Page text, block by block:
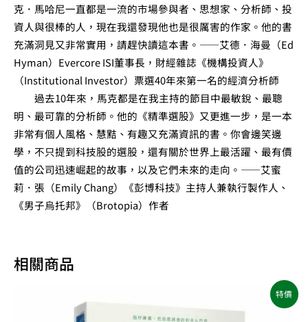
克．馬哈尼一直都是一流的市場參與者、思想家、分析師、投
資人與很棒的人，現在我還發現他也是很厲害的作家。他的書
充滿洞見又非常實用，請趕快讀這本書。——艾德．海曼（Ed
Hyman）Evercore ISI董事長，財經雜誌《機構投資人》
（Institutional Investor）票選40年來第一名的經濟分析師
過去10年來，馬克都是在我主持的節目中最敏銳、最聰
明、最可靠的分析師。他的《精準選股》又更進一步，是一本
非常有個人風格、慧黠、有趣又充滿資訊的書。你會邊笑邊
學，不只提到科技股的選股，還有關於世界上最活躍、最有價
值的公司迅速崛起的故事，以及它們未來的走向。——艾蜜
莉．張（Emily Chang）《彭博科技》主持人兼執行製作人、
《男子烏托邦》（Brotopia）作者
相關商品
特價